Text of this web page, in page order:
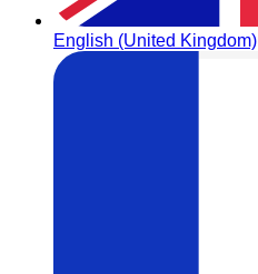
English (United Kingdom)